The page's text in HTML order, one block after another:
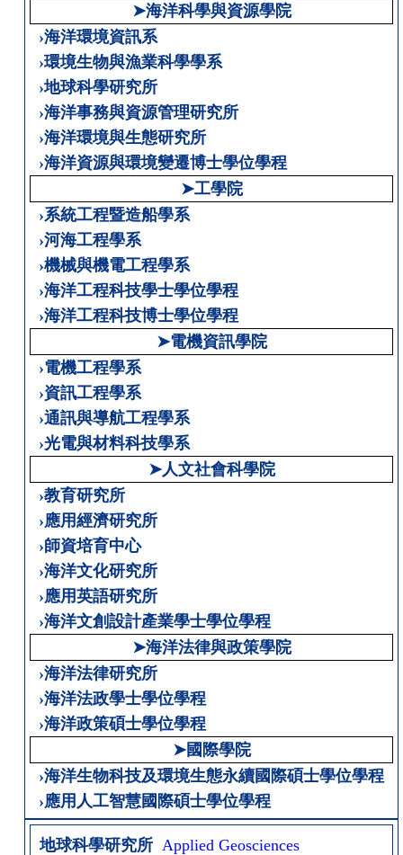
➤海洋科學與資源學院
›海洋環境資訊系
›環境生物與漁業科學學系
›地球科學研究所
›海洋事務與資源管理研究所
›海洋環境與生態研究所
›海洋資源與環境變遷博士學位學程
➤工學院
›系統工程暨造船學系
›河海工程學系
›機械與機電工程學系
›海洋工程科技學士學位學程
›海洋工程科技博士學位學程
➤電機資訊學院
›電機工程學系
›資訊工程學系
›通訊與導航工程學系
›光電與材料科技學系
➤人文社會科學院
›教育研究所
›應用經濟研究所
›師資培育中心
›海洋文化研究所
›應用英語研究所
›海洋文創設計產業學士學位學程
➤海洋法律與政策學院
›海洋法律研究所
›海洋法政學士學位學程
›海洋政策碩士學位學程
➤國際學院
›海洋生物科技及環境生態永續國際碩士學位學程
›應用人工智慧國際碩士學位學程
地球科學研究所 Applied Geosciences